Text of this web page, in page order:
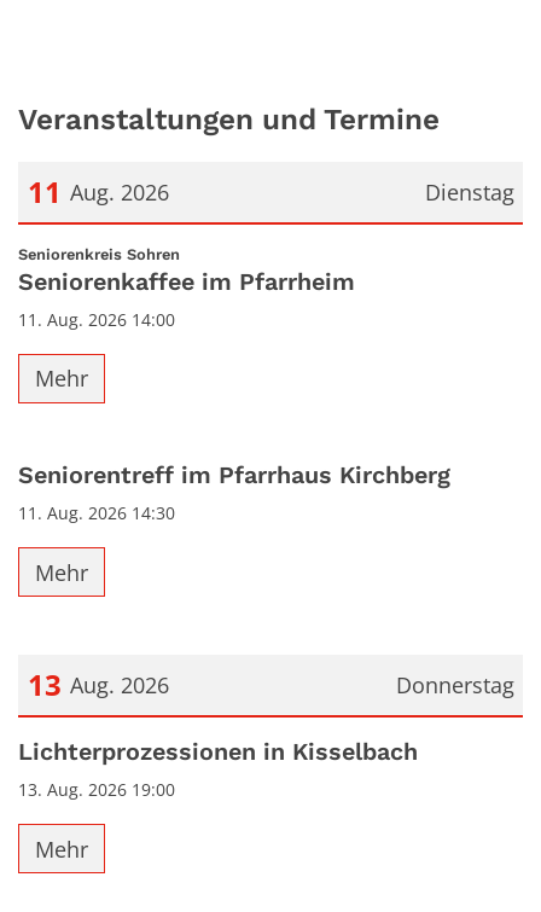
Veranstaltungen und Termine
Dienstag
11 Aug. 2026
Datum: 11. August 2026
Seniorenkreis Sohren
Seniorenkaffee im Pfarrheim
11. Aug. 2026 14:00
Mehr
Seniorentreff im Pfarrhaus Kirchberg
11. Aug. 2026 14:30
Mehr
Donnerstag
13 Aug. 2026
Datum: 13. August 2026
Lichterprozessionen in Kisselbach
13. Aug. 2026 19:00
Mehr